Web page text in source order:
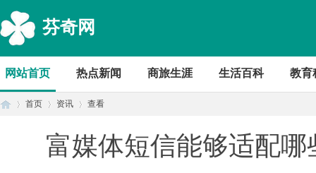
芬奇网
网站首页 热点新闻 商旅生涯 生活百科 教育
首页 资讯 查看
富媒体短信能够适配